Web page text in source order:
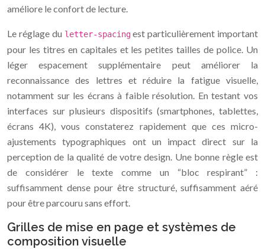
améliore le confort de lecture.
Le réglage du letter-spacingest particulièrement important
pour les titres en capitales et les petites tailles de police. Un
léger espacement supplémentaire peut améliorer la
reconnaissance des lettres et réduire la fatigue visuelle,
notamment sur les écrans à faible résolution. En testant vos
interfaces sur plusieurs dispositifs (smartphones, tablettes,
écrans 4K), vous constaterez rapidement que ces micro-
ajustements typographiques ont un impact direct sur la
perception de la qualité de votre design. Une bonne règle est
de considérer le texte comme un “bloc respirant” :
suffisamment dense pour être structuré, suffisamment aéré
pour être parcouru sans effort.
Grilles de mise en page et systèmes de
composition visuelle